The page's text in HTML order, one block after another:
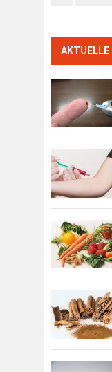
AKTUELLE